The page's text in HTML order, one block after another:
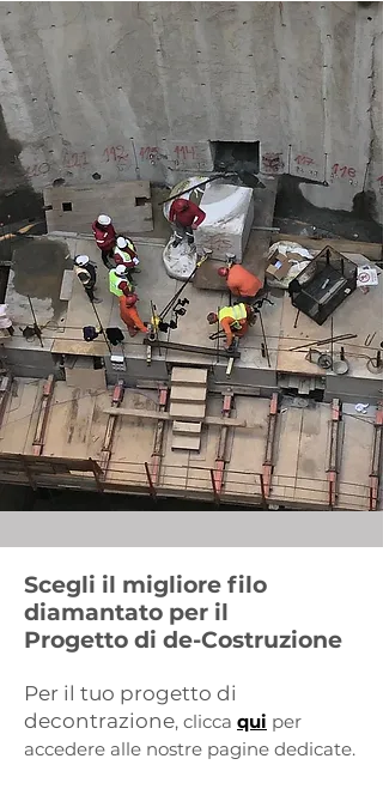
Scegli il migliore filo
diamantato per il
Progetto di de-Costruzione
Per il tuo progetto di
decontrazione, clicca qui per
accedere alle nostre pagine dedicate.